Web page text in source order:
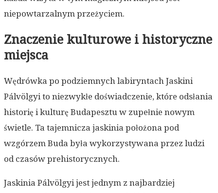
niepowtarzalnym przeżyciem.
Znaczenie kulturowe i historyczne
miejsca
Wędrówka po podziemnych labiryntach Jaskini
Pálvölgyi to niezwykłe doświadczenie, które odsłania
historię i kulturę Budapesztu w zupełnie nowym
świetle. Ta tajemnicza jaskinia położona pod
wzgórzem Buda była wykorzystywana przez ludzi
od czasów prehistorycznych.
Jaskinia Pálvölgyi jest jednym z najbardziej